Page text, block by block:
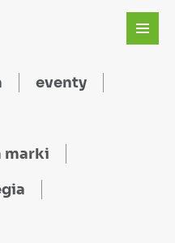
eventy
marki